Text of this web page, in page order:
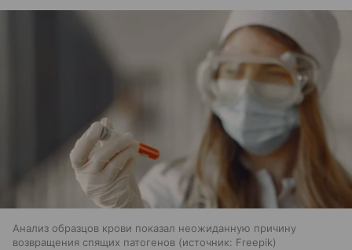
Анализ образцов крови показал неожиданную причину
возвращения спящих патогенов
источник: Freepik